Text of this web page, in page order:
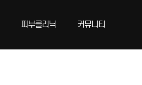
피부클리닉 커뮤니티